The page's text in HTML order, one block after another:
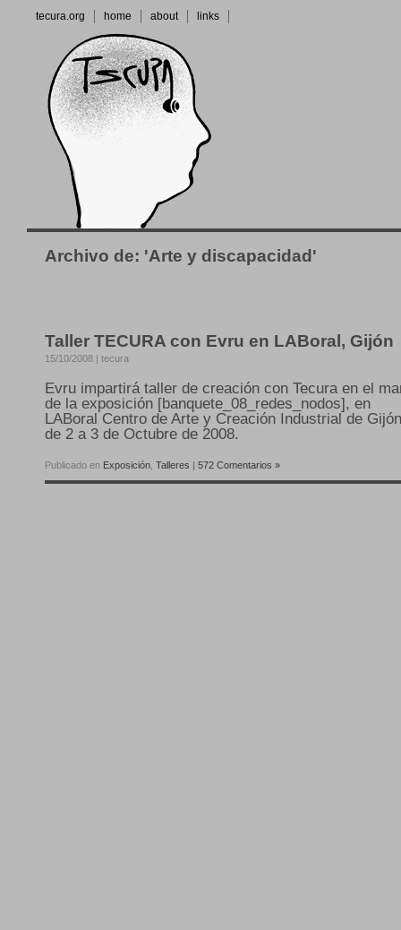
tecura.org home about links
Archivo de: 'Arte y discapacidad'
Taller TECURA con Evru en LABoral, Gijón
15/10/2008 | tecura
Evru impartirá taller de creación con Tecura en el
de la exposición [banquete_08_redes_nodos], en
LABoral Centro de Arte y Creación Industrial de
de 2 a 3 de Octubre de 2008.
Publicado en Exposición Talleres | 572 Comentarios »